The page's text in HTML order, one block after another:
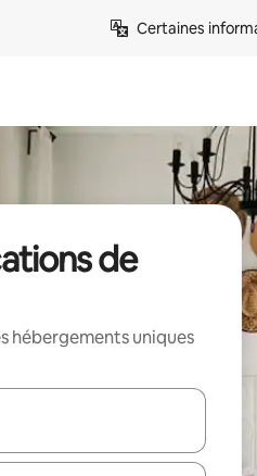
Certaines
de
hébergements uniques
utilisez les flèches vers le